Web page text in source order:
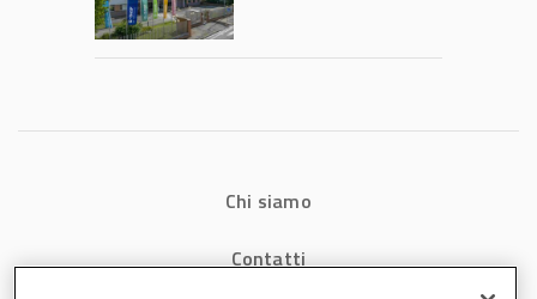
Chi siamo
Contatti